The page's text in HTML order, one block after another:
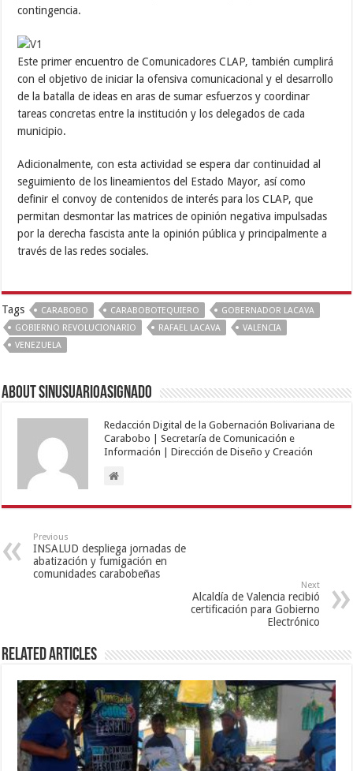
contingencia.
Este primer encuentro de Comunicadores CLAP, también cumplirá
con el objetivo de iniciar la ofensiva comunicacional y el desarrollo
de la batalla de ideas en aras de sumar esfuerzos y coordinar
tareas concretas entre la institución y los delegados de cada
municipio.
Adicionalmente, con esta actividad se espera dar continuidad al
seguimiento de los lineamientos del Estado Mayor, así como
definir el convoy de contenidos de interés para los CLAP, que
permitan desmontar las matrices de opinión negativa impulsadas
por la derecha fascista ante la opinión pública y principalmente a
través de las redes sociales.
Tags CARABOBO CARABOBOTEQUIERO
GOBERNADOR LACAVA
GOBIERNO REVOLUCIONARIO
RAFAEL LACAVA
VALENCIA
VENEZUELA
About sinusuarioasignado
Redacción Digital de la Gobernación Bolivariana de
Carabobo | Secretaría de Comunicación e
Información | Dirección de Diseño y Creación
Previous
INSALUD despliega jornadas de
abatización y fumigación en
comunidades carabobeñas
Next
Alcaldía de Valencia recibió
certificación para Gobierno
Electrónico
Related Articles